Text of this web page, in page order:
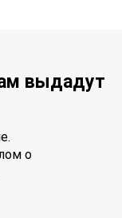
выдадут
о